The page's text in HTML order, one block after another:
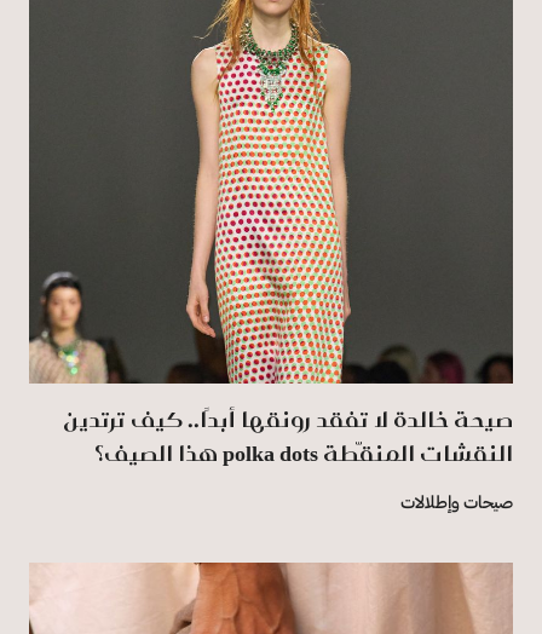
صيحة خالدة لا تفقد رونقها أبدًا.. كيف ترتدين
النقشات المنقّطة polka dots هذا الصيف؟
صيحات وإطلالات